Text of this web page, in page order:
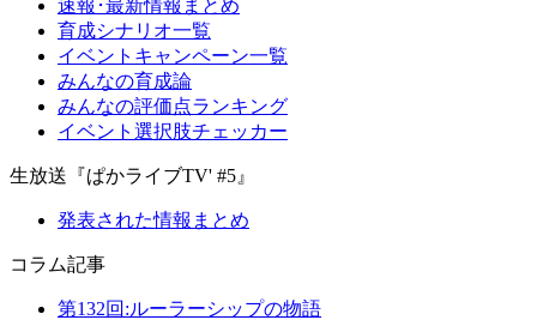
速報･最新情報まとめ
育成シナリオ一覧
イベントキャンペーン一覧
みんなの育成論
みんなの評価点ランキング
イベント選択肢チェッカー
生放送『ぱかライブTV' #5』
発表された情報まとめ
コラム記事
第132回:ルーラーシップの物語